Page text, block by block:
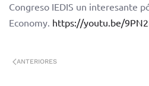
Congreso IEDIS un interesante
Economy. https://youtu.be/
ANTERIORES